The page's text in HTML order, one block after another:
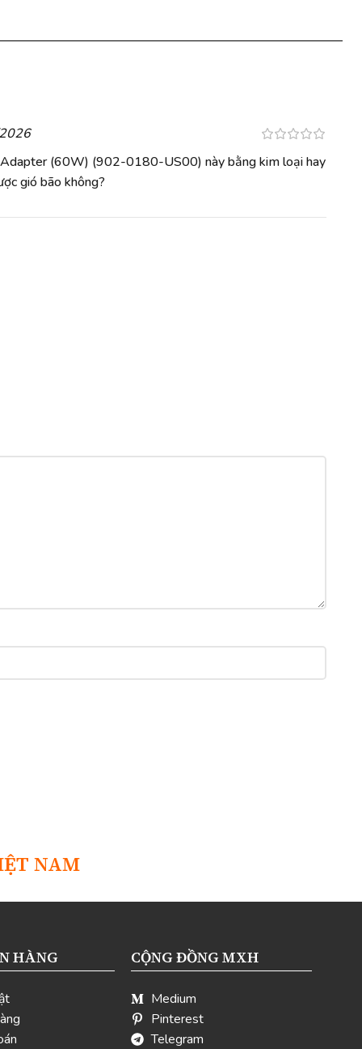
Adapter (60W) (902-0180-US00) này bằng kim loại hay
gió bão không?
NAM
HÀNG CỘNG ĐỒNG MXH
Medium
Pinterest
Telegram